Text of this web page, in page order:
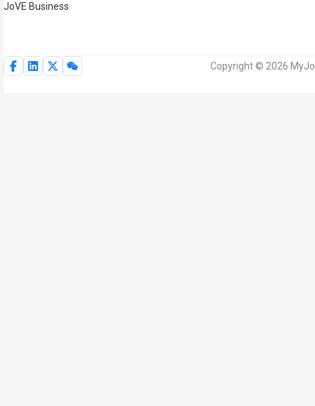
JoVE Business
Copyright © 2026